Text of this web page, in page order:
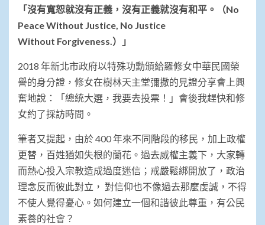
「沒有寬恕就沒有正義，沒有正義就沒有和平。（No
Peace Without Justice, No Justice
Without Forgiveness.）」
2018 年新北市政府以特殊功勳頒給羅修女中華民國榮
譽的身分證，修女在樹林天主堂彌撒的見證分享會上興
奮地說：「總統大選，我要去投票！」會後我趕快和修
女約了採訪時間。
筆者又提起，由於 400 年來不同階段的移民，加上政權
更替，百姓猶如失根的蘭花。過去威權主義下，大家轉
而熱心投入宗教造成過度迷信；戒嚴鬆綁開放了，政治
理念反而彼此對立， 對信仰也不像過去那麼虔誠，不得
不使人覺得憂心。如何建立一個和諧彼此尊重，有公民
素養的社會？